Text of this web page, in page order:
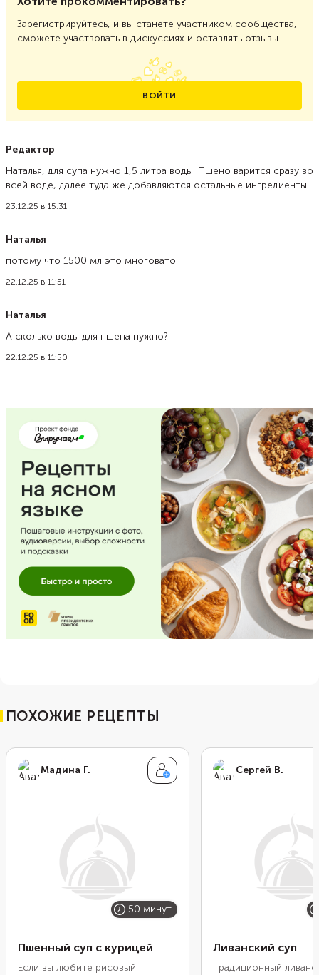
Зарегистрируйтесь, и вы станете участником сообщества,
сможете участвовать в дискуссиях и оставлять отзывы
ВОЙТИ
Редактор
Наталья, для супа нужно 1,5 литра воды. Пшено варится сразу во
всей воде, далее туда же добавляются остальные ингредиенты.
23.12.25 в 15:31
Наталья
потому что 1500 мл это многовато
22.12.25 в 11:51
Наталья
А сколько воды для пшена нужно?
22.12.25 в 11:50
ПОХОЖИЕ РЕЦЕПТЫ
Мадина Г.
50 минут
Пшенный суп с курицей
Если вы любите рисовый
Сергей В.
Ливанский суп
Традиционный